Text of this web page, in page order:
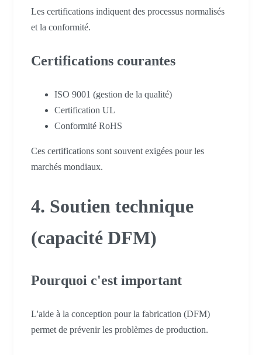
Les certifications indiquent des processus normalisés
et la conformité.
Certifications courantes
ISO 9001 (gestion de la qualité)
Certification UL
Conformité RoHS
Ces certifications sont souvent exigées pour les
marchés mondiaux.
4. Soutien technique
(capacité DFM)
Pourquoi c'est important
L'aide à la conception pour la fabrication (DFM)
permet de prévenir les problèmes de production.